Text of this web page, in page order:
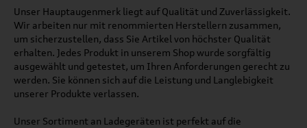
Unser Hauptaugenmerk liegt auf Qualität und Zuverlässigkeit.
Wir arbeiten nur mit renommierten Herstellern zusammen,
um sicherzustellen, dass Sie Artikel von höchster Qualität
erhalten. Jedes Produkt in unserem Shop wurde sorgfältig
ausgewählt und getestet, um Ihren Anforderungen gerecht zu
werden. Sie können sich auf die Leistung und Langlebigkeit
unserer Produkte verlassen.
Unser Sortiment an Ladegeräten ist perfekt auf die